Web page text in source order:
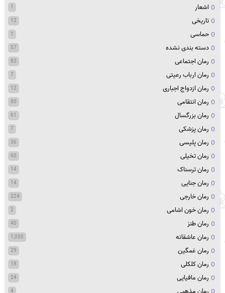
اشعار 1
تاریخی 12
حماسی 1
دسته بندی نشده 57
رمان اجتماعی 83
رمان ارباب رعیتی 7
رمان ازدواج اجباری 12
رمان انتقامی 80
رمان بزرگسال 61
رمان پزشکی 7
رمان پلیسی 36
رمان تخیلی 60
رمان ترسناک 14
رمان جنایی 14
رمان خارجی 224
رمان خون اشامی 2
رمان طنز 40
رمان عاشقانه 1,050
رمان غمگین 29
رمان کلکلی 18
رمان مافیایی 24
4